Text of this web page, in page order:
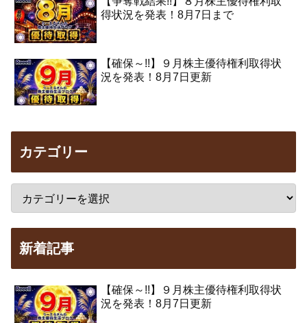
得状況を発表！8月7日まで
【確保～!!】９月株主優待権利取得状
況を発表！8月7日更新
カテゴリー
新着記事
【確保～!!】９月株主優待権利取得状
況を発表！8月7日更新